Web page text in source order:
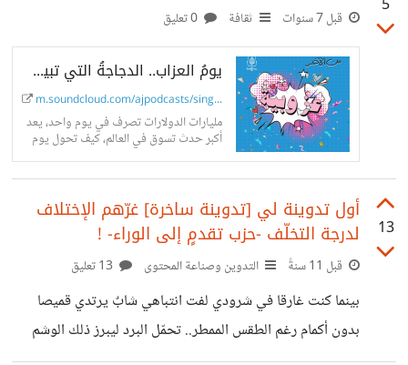
5
قبل 7 سنوات ثقافة
يومُ العزاب.. الدجاجةُ التي تبيضُ ذهبًا
m.soundcloud.com/ajpodcasts/singl...
مليارات الدولارات تصرف في يوم واحد، يعد
أكبر حدث تسوق في العالم، كيف تحول يوم
العزاب إلى الدجاجة التي تبيض ذهبا لأصحاب
13
أول تدوينة لي [تدوينة ساخرة] غرّهم الإختلاف
لدرجة التخلّف -حزب تقدمٍ إلى الوراء- !
قبل 11 سنةً التدوين وصناعة المحتوى
بينما كنت غارقا في شرودي لفت انتباهي شابٌ يرتدي قميصا
بدون أكمام رغم الطقس الممطر.. تحمّل البرد ليبرز ذلك الوشم